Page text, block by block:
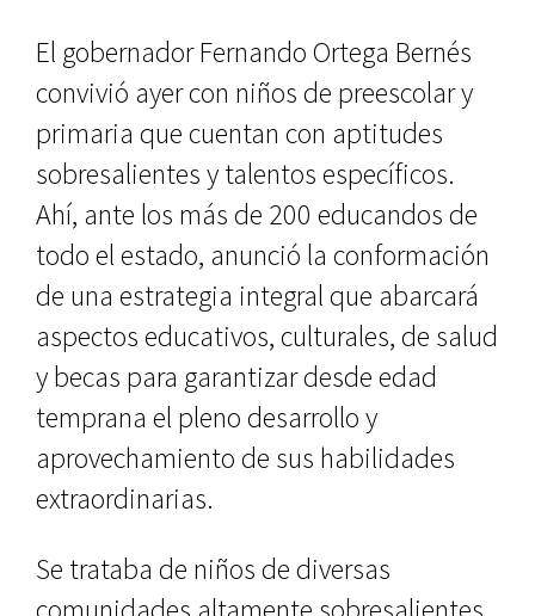
El gobernador Fernando Ortega Bernés
convivió ayer con niños de preescolar y
primaria que cuentan con aptitudes
sobresalientes y talentos específicos.
Ahí, ante los más de 200 educandos de
todo el estado, anunció la conformación
de una estrategia integral que abarcará
aspectos educativos, culturales, de salud
y becas para garantizar desde edad
temprana el pleno desarrollo y
aprovechamiento de sus habilidades
extraordinarias.
Se trataba de niños de diversas